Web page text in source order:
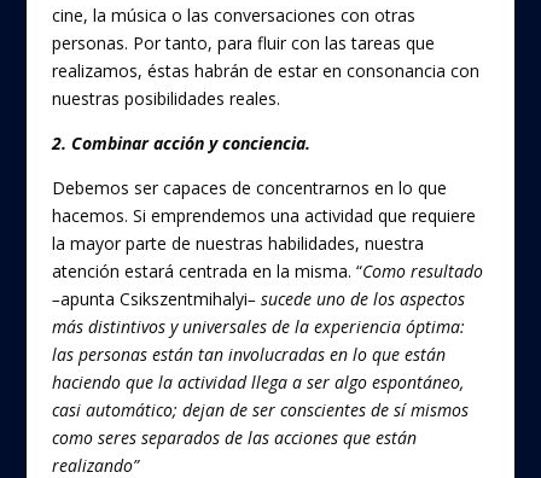
cine, la música o las conversaciones con otras
personas. Por tanto, para fluir con las tareas que
realizamos, éstas habrán de estar en consonancia con
nuestras posibilidades reales.
2. Combinar acción y conciencia.
Debemos ser capaces de concentrarnos en lo que
hacemos. Si emprendemos una actividad que requiere
la mayor parte de nuestras habilidades, nuestra
atención estará centrada en la misma. “Como resultado
–apunta Csikszentmihalyi– sucede uno de los aspectos
más distintivos y universales de la experiencia óptima:
las personas están tan involucradas en lo que están
haciendo que la actividad llega a ser algo espontáneo,
casi automático; dejan de ser conscientes de sí mismos
como seres separados de las acciones que están
realizando”